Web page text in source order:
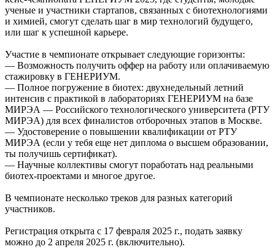
ученые и участники стартапов, связанных с биотехнологиями
и химией, смогут сделать шаг в мир технологий будущего,
или шаг к успешной карьере.
Участие в чемпионате открывает следующие горизонты:
— Возможность получить оффер на работу или оплачиваемую
стажировку в ГЕНЕРИУМ.
— Полное погружение в биотех: двухнедельный летний
интенсив с практикой в лабораториях ГЕНЕРИУМ на базе
МИРЭА — Российского технологического университета (РТУ
МИРЭА) для всех финалистов отборочных этапов в Москве.
— Удостоверение о повышении квалификации от РТУ
МИРЭА (если у тебя еще нет диплома о высшем образовании,
ты получишь сертификат).
— Научные коллективы смогут поработать над реальными
биотех-проектами и многое другое.
В чемпионате несколько треков для разных категорий
участников.
Регистрация открыта с 17 февраля 2025 г., подать заявку
можно до 2 апреля 2025 г. (включительно).